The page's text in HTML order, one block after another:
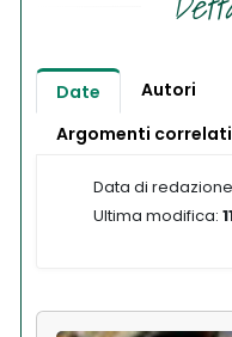
Date Autori
Argomenti correlati
Data di
Ultima modifica: